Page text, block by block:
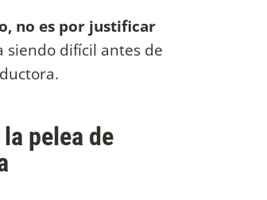
no es por justificar
siendo difícil antes de
pelea de